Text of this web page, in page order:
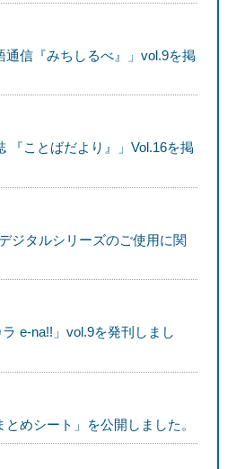
信『みちしるべ』」vol.9を掲
『ことばだより』」Vol.16を掲
ジタルシリーズのご使用に関
e-na!!」vol.9を発刊しまし
めシート」を公開しました。